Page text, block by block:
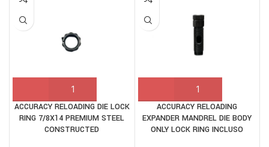
ACCURACY RELOADING DIE LOCK
RING 7/8X14 PREMIUM STEEL
CONSTRUCTED
ACCURACY RELOADING
EXPANDER MANDREL DIE BODY
ONLY LOCK RING INCLUSO